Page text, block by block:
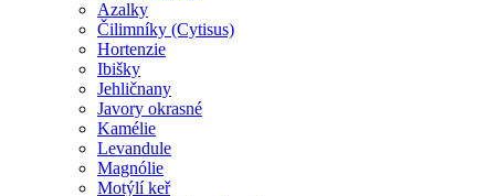
Azalky
Čilimníky (Cytisus)
Hortenzie
Ibišky
Jehličnany
Javory okrasné
Kamélie
Levandule
Magnólie
Motýlí keř